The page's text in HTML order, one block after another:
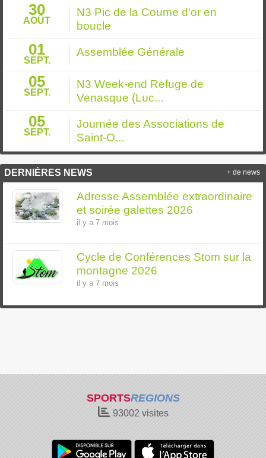
30
AOÛT
N3 Pic de la Coume d'or en
boucle
01
SEPT.
Assemblée Générale
05
SEPT.
N3 Week-end Refuge de
Venasque (Luc...
05
SEPT.
Journée des Associations de
Saint-O...
DERNIÈRES NEWS
Adresse Assemblée extraordinaire
et soirée galettes 2026
il y a 7 mois
Cycle de Conférences Stom sur la
montagne 2026
il y a 7 mois
+ de news
SPORTSREGIONS
93002 visites